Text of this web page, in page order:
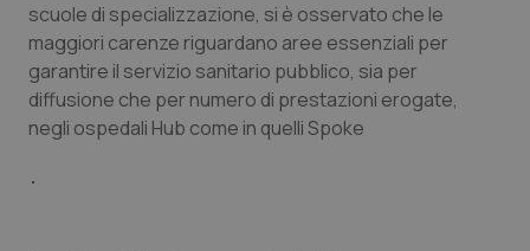
Sardegna
Sicilia
Malattia di Crohn & Rettocolite Ulcerosa
Neuroscienze & patologie neurodegenerative
scuole di specializzazione, si è osservato che le
maggiori carenze riguardano aree essenziali per
garantire il servizio sanitario pubblico, sia per
diffusione che per numero di prestazioni erogate,
negli ospedali Hub come in quelli Spoke